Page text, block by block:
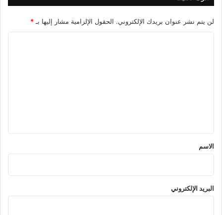
لن يتم نشر عنوان بريدك الإلكتروني. الحقول الإلزامية مشار إليها بـ *
*
الاسم
البريد الإلكتروني